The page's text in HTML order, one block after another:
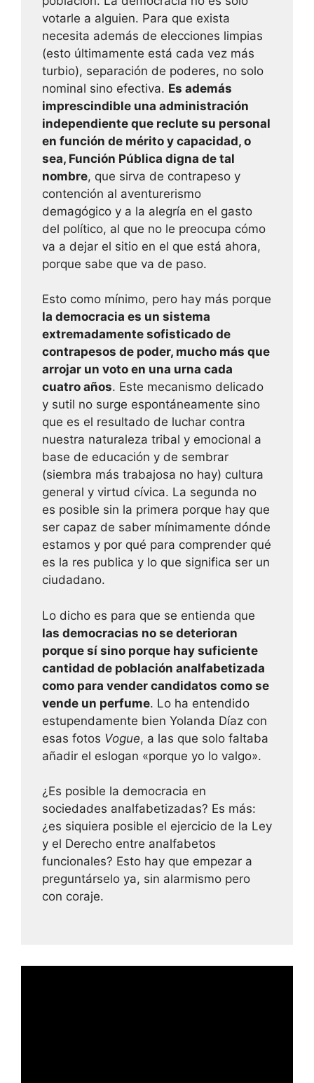
votarle a alguien. Para que exista
necesita además de elecciones limpias
(esto últimamente está cada vez más
turbio), separación de poderes, no solo
nominal sino efectiva. Es además
imprescindible una administración
independiente que reclute su personal
en función de mérito y capacidad, o
sea, Función Pública digna de tal
nombre, que sirva de contrapeso y
contención al aventurerismo
demagógico y a la alegría en el gasto
del político, al que no le preocupa cómo
va a dejar el sitio en el que está ahora,
porque sabe que va de paso.
Esto como mínimo, pero hay más porque
la democracia es un sistema
extremadamente sofisticado de
contrapesos de poder, mucho más que
arrojar un voto en una urna cada
cuatro años. Este mecanismo delicado
y sutil no surge espontáneamente sino
que es el resultado de luchar contra
nuestra naturaleza tribal y emocional a
base de educación y de sembrar
(siembra más trabajosa no hay) cultura
general y virtud cívica. La segunda no
es posible sin la primera porque hay que
ser capaz de saber mínimamente dónde
estamos y por qué para comprender qué
es la res publica y lo que significa ser un
ciudadano.
Lo dicho es para que se entienda que
las democracias no se deterioran
porque sí sino porque hay suficiente
cantidad de población analfabetizada
como para vender candidatos como se
vende un perfume. Lo ha entendido
estupendamente bien Yolanda Díaz con
esas fotos Vogue, a las que solo faltaba
añadir el eslogan «porque yo lo valgo».
¿Es posible la democracia en
sociedades analfabetizadas? Es más:
¿es siquiera posible el ejercicio de la Ley
y el Derecho entre analfabetos
funcionales? Esto hay que empezar a
preguntárselo ya, sin alarmismo pero
con coraje.